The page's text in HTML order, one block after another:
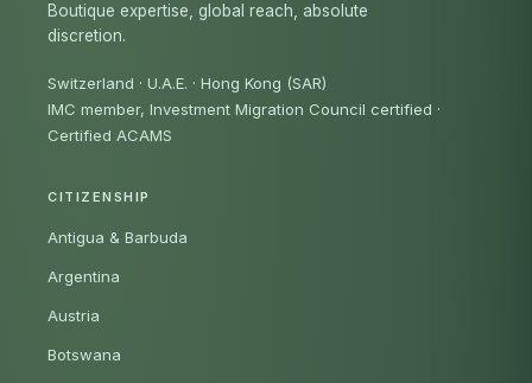
Boutique expertise, global reach, absolute
discretion.
Switzerland · U.A.E. · Hong Kong (SAR)
IMC member, Investment Migration Council certified ·
Certified ACAMS
CITIZENSHIP
Antigua & Barbuda
Argentina
Austria
Botswana